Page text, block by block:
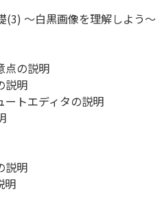
(3) ～白黒画像を理解しよう～
点の説明
説明
ートエディタの説明
説明
明